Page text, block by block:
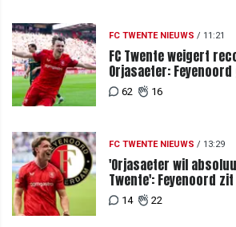
FC TWENTE NIEUWS / 11:21
FC Twente weigert
Orjasaeter:
megabod
62 16
FC TWENTE NIEUWS / 13:29
'Orjasaeter wil
Twente': Feyenoord
recordbod
14 22